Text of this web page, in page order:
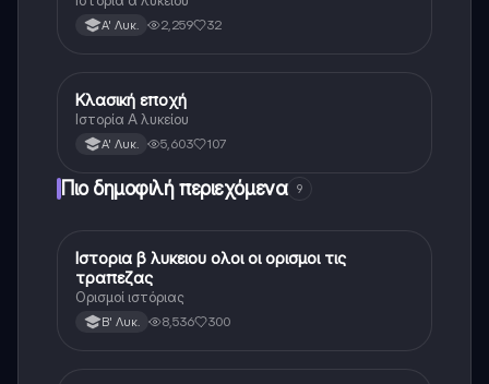
Α' Λυκ. 2,259 32
Ιστορία
Κλασική εποχή
Ιστορία Α λυκείου
Α' Λυκ. 5,603 107
Πιο δημοφιλή περιεχόμενα 9
Ιστορία
Ιστορια β λυκειου ολοι οι ορισμοι τις
τραπεζας
Ορισμοί ιστόριας
Β' Λυκ. 8,536 300